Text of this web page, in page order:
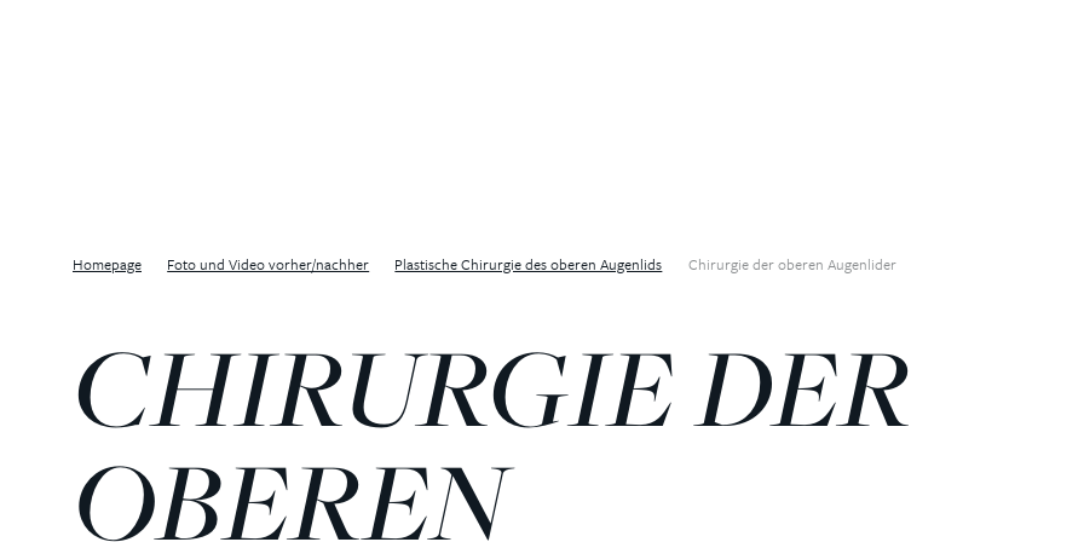
Homepage Foto und Video vorher/nachher Plastische Chirurgie des oberen Augenlids Chirurgie der oberen Augenlider
CHIRURGIE DER
OBEREN